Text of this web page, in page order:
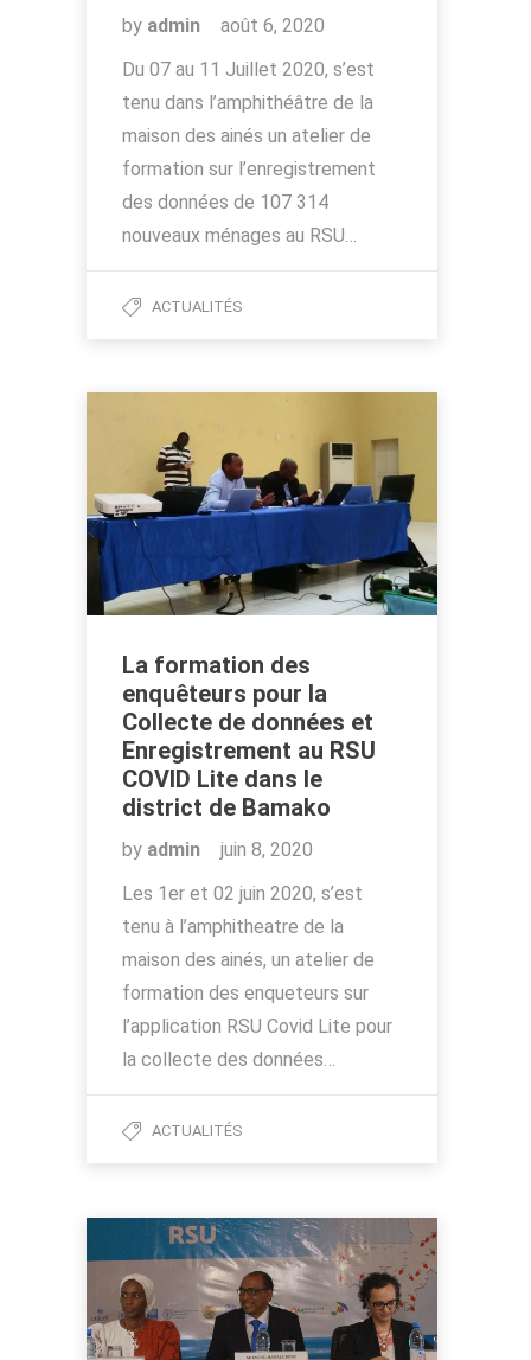
by admin
août 6, 2020
Du 07 au 11 Juillet 2020, s’est
tenu dans l’amphithéâtre de la
maison des ainés un atelier de
formation sur l’enregistrement
des données de 107 314
nouveaux ménages au RSU…
ACTUALITÉS
La formation des
enquêteurs pour la
Collecte de données et
Enregistrement au RSU
COVID Lite dans le
district de Bamako
by admin
juin 8, 2020
Les 1er et 02 juin 2020, s’est
tenu à l’amphitheatre de la
maison des ainés, un atelier de
formation des enqueteurs sur
l’application RSU Covid Lite pour
la collecte des données…
ACTUALITÉS